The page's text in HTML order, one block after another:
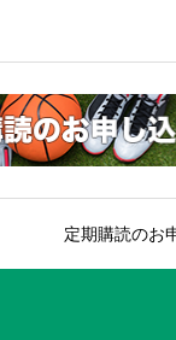
定期購読のお